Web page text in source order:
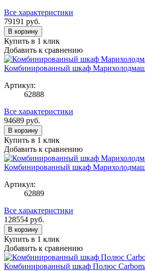
Все характеристики
79191 руб.
В корзину
Купить в 1 клик
Добавить к сравнению
Комбинированный шкаф
Артикул:
62888
Все характеристики
94689 руб.
В корзину
Купить в 1 клик
Добавить к сравнению
Комбинированный шкаф
Артикул:
62889
Все характеристики
128554 руб.
В корзину
Купить в 1 клик
Добавить к сравнению
Комбинированный шкаф Полюс